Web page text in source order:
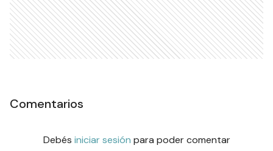
Comentarios
Debés iniciar sesión para poder comentar